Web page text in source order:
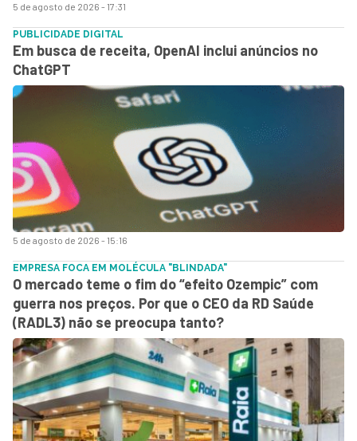
5 de agosto de 2026 - 17:31
5 de agosto de 2026 - 15:16
PUBLICIDADE DIGITAL
Em busca de receita, OpenAI inclui anúncios no
ChatGPT
EMPRESA FOCA EM MOLÉCULA "BLINDADA"
O mercado teme o fim do “efeito Ozempic” com
guerra nos preços. Por que o CEO da RD Saúde
(RADL3) não se preocupa tanto?